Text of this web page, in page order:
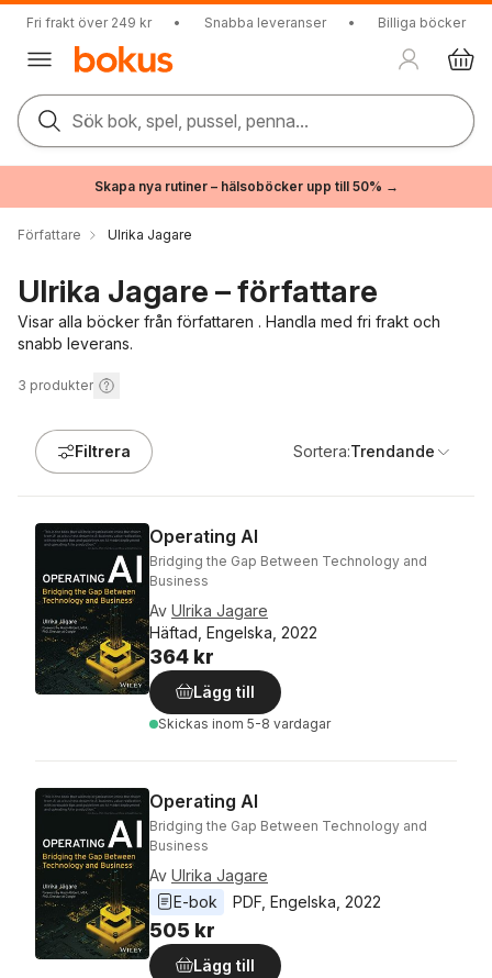
Fri frakt över 249 kr • Snabba leveranser • Billiga böcker
Sök bok, spel, pussel, penna...
Skapa nya rutiner – hälsoböcker upp till 50% →
Författare Ulrika Jagare
Ulrika Jagare – författare
Visar alla böcker från författaren . Handla med fri frakt och
snabb leverans.
3 produkter
Filtrera Sortera:Trendande
Operating AI
Bridging the Gap Between Technology and
Business
Av Ulrika Jagare
Häftad, Engelska, 2022
364 kr
Lägg till
Skickas inom 5-8 vardagar
Operating AI
Bridging the Gap Between Technology and
Business
Av Ulrika Jagare
E-bok
PDF Engelska 2022
505 kr
Lägg till